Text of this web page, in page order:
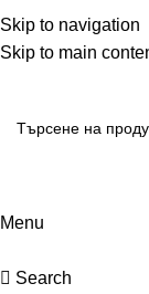
Skip to navigation
Skip to main
Menu
Search